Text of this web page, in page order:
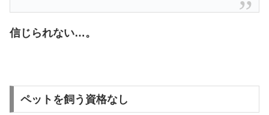
信じられない…。
ペットを飼う資格なし